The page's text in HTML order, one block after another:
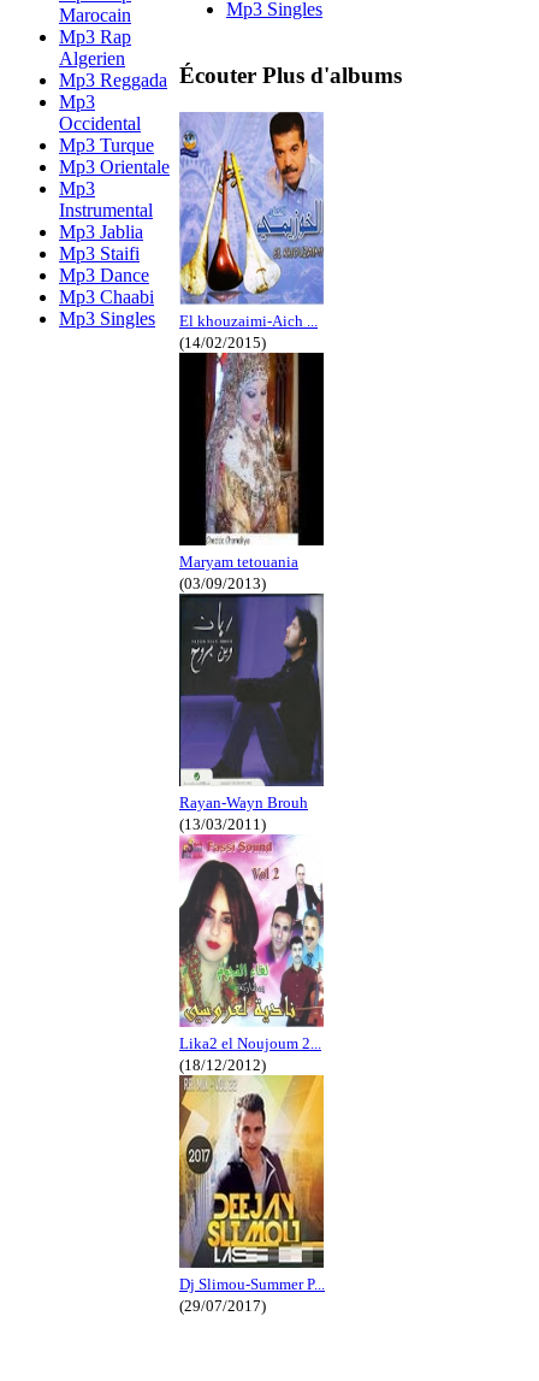
Marocain
Mp3 Rap
Algerien
Mp3 Reggada
Mp3
Occidental
Mp3 Turque
Mp3 Orientale
Mp3
Instrumental
Mp3 Jablia
Mp3 Staifi
Mp3 Dance
Mp3 Chaabi
Mp3 Singles
Mp3 Singles
Écouter Plus d'albums
El khouzaimi-Aich ...
(14/02/2015)
Maryam tetouania
(03/09/2013)
Rayan-Wayn Brouh
(13/03/2011)
Lika2 el Noujoum 2...
(18/12/2012)
Dj Slimou-Summer P...
(29/07/2017)